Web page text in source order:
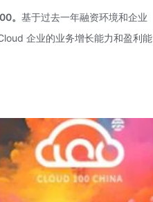
。基于过去一年融资环境和企业
企业的业务增长能力和盈利能